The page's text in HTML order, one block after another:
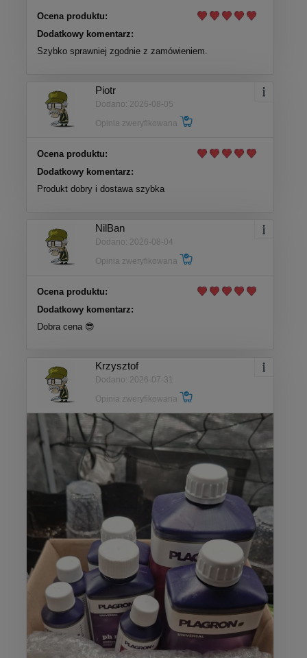
Ocena produktu:
Dodatkowy komentarz:
Szybko sprawniej zgodnie z zamówieniem.
Piotr
Dodano: 2026-08-05
Opinia zweryfikowana
Ocena produktu:
Dodatkowy komentarz:
Produkt dobry i dostawa szybka
NilBan
Dodano: 2026-08-04
Opinia zweryfikowana
Ocena produktu:
Dodatkowy komentarz:
Dobra cena 😎
Krzysztof
Dodano: 2026-07-31
Opinia zweryfikowana